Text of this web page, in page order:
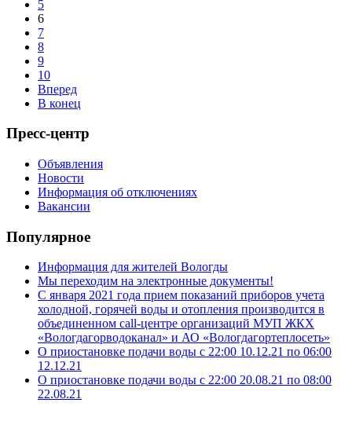
5
6
7
8
9
10
Вперед
В конец
Пресс-центр
Объявления
Новости
Информация об отключениях
Вакансии
Популярное
Информация для жителей Вологды
Мы переходим на электронные документы!
С января 2021 года прием показаний приборов учета
холодной, горячей воды и отопления производится в
объединенном call-центре организаций МУП ЖКХ
«Вологдагорводоканал» и АО «Вологдагортеплосеть»
О приостановке подачи воды с 22:00 10.12.21 по 06:00
12.12.21
О приостановке подачи воды с 22:00 20.08.21 по 08:00
22.08.21